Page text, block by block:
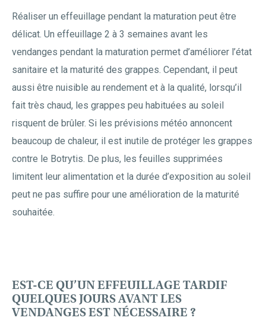
Réaliser un effeuillage pendant la maturation peut être
délicat. Un effeuillage 2 à 3 semaines avant les
vendanges pendant la maturation permet d’améliorer l’état
sanitaire et la maturité des grappes. Cependant, il peut
aussi être nuisible au rendement et à la qualité, lorsqu’il
fait très chaud, les grappes peu habituées au soleil
risquent de brûler. Si les prévisions météo annoncent
beaucoup de chaleur, il est inutile de protéger les grappes
contre le Botrytis. De plus, les feuilles supprimées
limitent leur alimentation et la durée d’exposition au soleil
peut ne pas suffire pour une amélioration de la maturité
souhaitée.
EST-CE QU’UN EFFEUILLAGE TARDIF
QUELQUES JOURS AVANT LES
VENDANGES EST NÉCESSAIRE ?